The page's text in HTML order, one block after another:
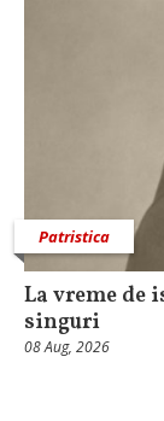
Patristica
La vreme de
singuri
08 Aug, 2026